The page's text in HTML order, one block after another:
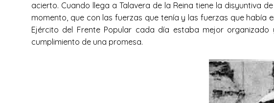
acierto. Cuando llega a Talavera de la Reina tiene la disyuntiva
momento, que con las fuerzas que tenía y las fuerzas que había
Ejército del Frente Popular cada día estaba mejor
cumplimiento de una promesa.